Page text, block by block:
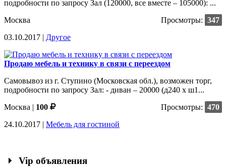
подробности по запросу Зал (120000, все вместе – 105000): ...
Москва
Просмотры: 347
03.10.2017 | Другое
Продаю мебель и технику в связи с переездом
Самовывоз из г. Ступино (Московская обл.), возможен торг,
подробности по запросу Зал: - диван – 20000 (д240 х ш1...
Москва | 100 Просмотры: 470
24.10.2017 | Мебель для гостиной
Vip объявления